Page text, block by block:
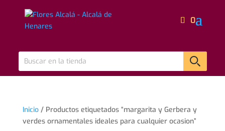
0
Inicio/ Productos etiquetados “margarita y Gerbera y
verdes ornamentales ideales para cualquier ocasion”